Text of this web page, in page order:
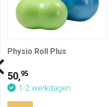
Physio Roll Plus
50,95
1-2 werkdagen